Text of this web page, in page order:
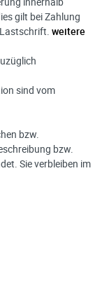
gilt bei Zahlung
weitere
sind vom
bzw.
bzw.
Sie verbleiben im